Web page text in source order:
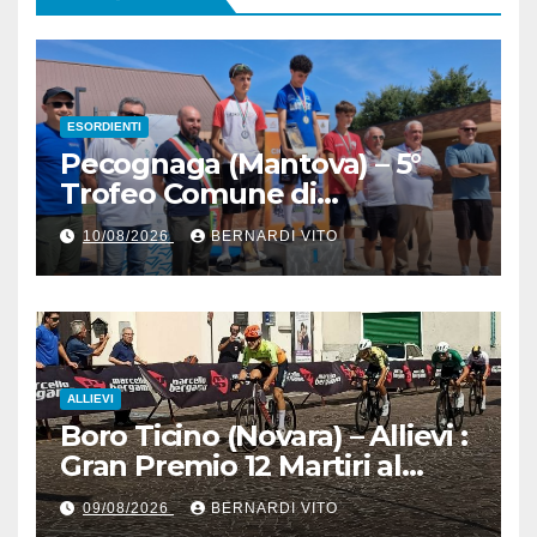
ESORDIENTI
Pecognaga (Mantova) – 5°
Trofeo Comune di
Pecognaga – Doppia gara
Esordienti – Organizzazione
Ciclo Club Guidizzolo 1977:
Fotoservizio di Paolo Biondo
10/08/2026 BERNARDI VITO
ALLIEVI
Boro Ticino (Novara) – Allievi :
Gran Premio 12 Martiri al
trentino Pietro Valenti
(Ciclistica Dro) con 1’30” sul
09/08/2026 BERNARDI VITO